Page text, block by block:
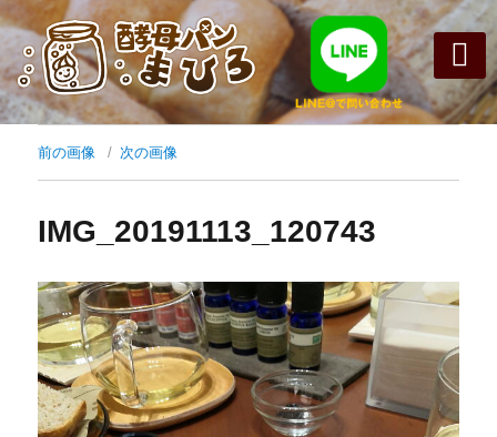
前の画像 次の画像
IMG_20191113_120743